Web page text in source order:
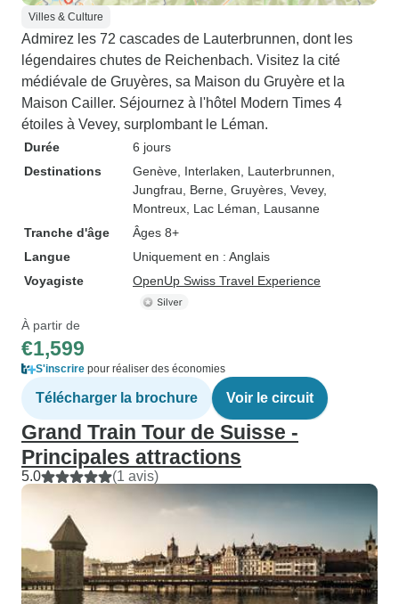
Villes & Culture
Admirez les 72 cascades de Lauterbrunnen, dont les
légendaires chutes de Reichenbach. Visitez la cité
médiévale de Gruyères, sa Maison du Gruyère et la
Maison Cailler. Séjournez à l'hôtel Modern Times 4
étoiles à Vevey, surplombant le Léman.
Durée
6 jours
Destinations
Genève , Interlaken , Lauterbrunnen
Jungfrau , Berne , Gruyères , Vevey,
Montreux , Lac Léman , Lausanne
Tranche d'âge
Âges 8+
Langue
Uniquement en : Anglais
Voyagiste
OpenUp Swiss Travel Experience
À partir de
€1,599
S'inscrire pour réaliser des économies
Télécharger la brochure Voir le circuit
Grand Train Tour de Suisse -
Principales attractions
5.0 (1 avis)